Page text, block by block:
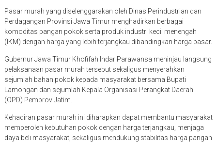
Pasar murah yang diselenggarakan oleh Dinas Perindustrian dan
Perdagangan Provinsi Jawa Timur menghadirkan berbagai
komoditas pangan pokok serta produk industri kecil menengah
(IKM) dengan harga yang lebih terjangkau dibandingkan harga pasar.
Gubernur Jawa Timur Khofifah Indar Parawansa meninjau langsung
pelaksanaan pasar murah tersebut sekaligus menyerahkan
sejumlah bahan pokok kepada masyarakat bersama Bupati
Lamongan dan sejumlah Kepala Organisasi Perangkat Daerah
(OPD) Pemprov Jatim.
Kehadiran pasar murah ini diharapkan dapat membantu masyarakat
memperoleh kebutuhan pokok dengan harga terjangkau, menjaga
daya beli masyarakat, sekaligus mendukung stabilitas harga pangan